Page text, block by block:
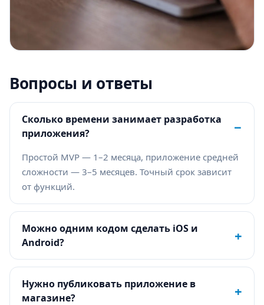
Вопросы и ответы
Сколько времени занимает разработка
приложения?
−
Простой MVP — 1–2 месяца, приложение средней
сложности — 3–5 месяцев. Точный срок зависит
от функций.
Можно одним кодом сделать iOS и
Android?
+
Нужно публиковать приложение в
магазине?
+